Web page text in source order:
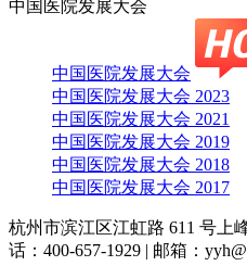
中国医院发展大会
中国医院发展大会
中国医院发展大会 2023
中国医院发展大会 2021
中国医院发展大会 2019
中国医院发展大会 2018
中国医院发展大会 2017
杭州市滨江区江虹路 611 号上
话：400-657-1929 | 邮箱：